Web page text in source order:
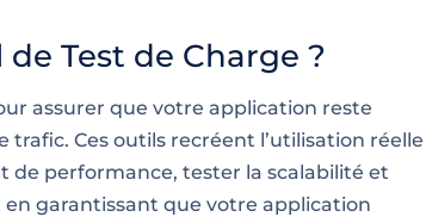
Test de Charge ?
assurer que votre application reste
Ces outils recréent l’utilisation réelle
de performance, tester la scalabilité et
garantissant que votre application